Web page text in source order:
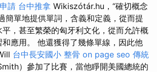
請 台中推拿 Wikiszótár.hu，“確切概念
簡單地提供單詞，含義和定義，從而提
，甚至繁榮的匈牙利文化，從而允許概
應用。 他還獲得了幾條單線，因此他
台中長安國小 整骨 on page seo 傳統
）參加了比賽，當他睜開美國總統的